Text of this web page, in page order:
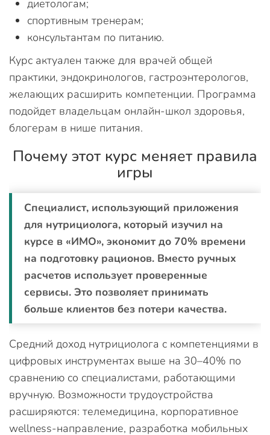
диетологам;
спортивным тренерам;
консультантам по питанию.
Курс актуален также для врачей общей
практики, эндокринологов, гастроэнтерологов,
желающих расширить компетенции. Программа
подойдет владельцам онлайн-школ здоровья,
блогерам в нише питания.
Почему этот курс меняет правила
игры
Специалист, использующий приложения
для нутрициолога, который изучил на
курсе в «ИМО», экономит до 70% времени
на подготовку рационов. Вместо ручных
расчетов использует проверенные
сервисы. Это позволяет принимать
больше клиентов без потери качества.
Средний доход нутрициолога с компетенциями в
цифровых инструментах выше на 30–40% по
сравнению со специалистами, работающими
вручную. Возможности трудоустройства
расширяются: телемедицина, корпоративное
wellness-направление, разработка мобильных